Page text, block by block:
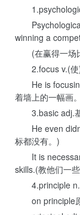
Psychological
winning a
(在赢得一场比
2.focus v.(使)
He is focusing
着墙上的一幅画
3.basic adj.
He even
标都没有。)
It is
skills.(教他们一
4.principle n.
on principle